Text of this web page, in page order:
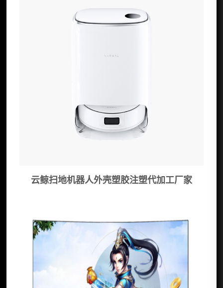
云鲸扫地机器人外壳塑胶注塑代加工厂家